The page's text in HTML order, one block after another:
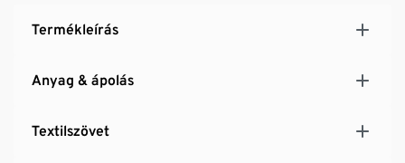
Termékleírás
Anyag & ápolás
Textilszövet